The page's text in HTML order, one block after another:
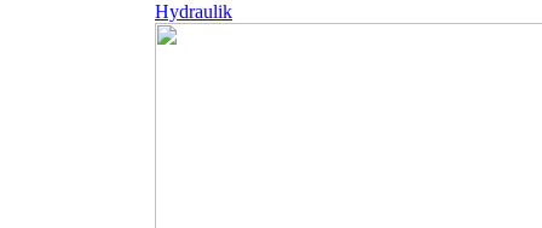
Hydraulik